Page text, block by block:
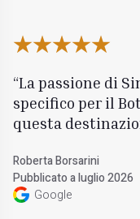
La passione di
specifico per il
questa
Roberta Borsarini
Pubblicato a luglio 2026
Google